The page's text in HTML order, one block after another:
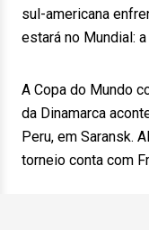
sul-americana
estará no Mundial:
A Copa do Mundo
da Dinamarca
Peru, em Saransk.
torneio conta com